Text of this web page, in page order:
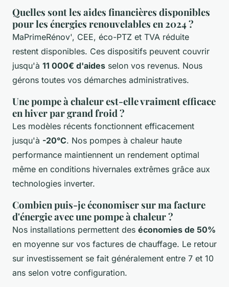
Quelles sont les aides financières disponibles
pour les énergies renouvelables en 2024 ?
MaPrimeRénov', CEE, éco-PTZ et TVA réduite
restent disponibles. Ces dispositifs peuvent couvrir
jusqu'à 11 000€ d'aides selon vos revenus. Nous
gérons toutes vos démarches administratives.
Une pompe à chaleur est-elle vraiment efficace
en hiver par grand froid ?
Les modèles récents fonctionnent efficacement
jusqu'à -20°C. Nos pompes à chaleur haute
performance maintiennent un rendement optimal
même en conditions hivernales extrêmes grâce aux
technologies inverter.
Combien puis-je économiser sur ma facture
d'énergie avec une pompe à chaleur ?
Nos installations permettent des économies de 50%
en moyenne sur vos factures de chauffage. Le retour
sur investissement se fait généralement entre 7 et 10
ans selon votre configuration.